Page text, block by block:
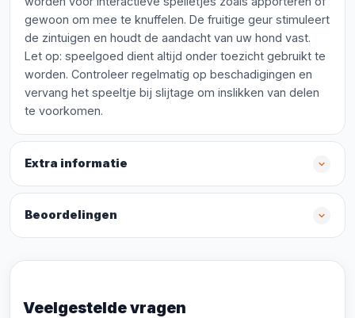
gewoon om mee te knuffelen. De fruitige geur stimuleert
de zintuigen en houdt de aandacht van uw hond vast.
Let op: speelgoed dient altijd onder toezicht gebruikt te
worden. Controleer regelmatig op beschadigingen en
vervang het speeltje bij slijtage om inslikken van delen
te voorkomen.
Extra informatie
Beoordelingen
Veelgestelde vragen